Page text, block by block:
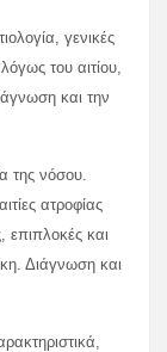
γενικές
του αιτίου,
και την
της νόσου.
ατροφίας
επιπλοκές και
Διάγνωση και